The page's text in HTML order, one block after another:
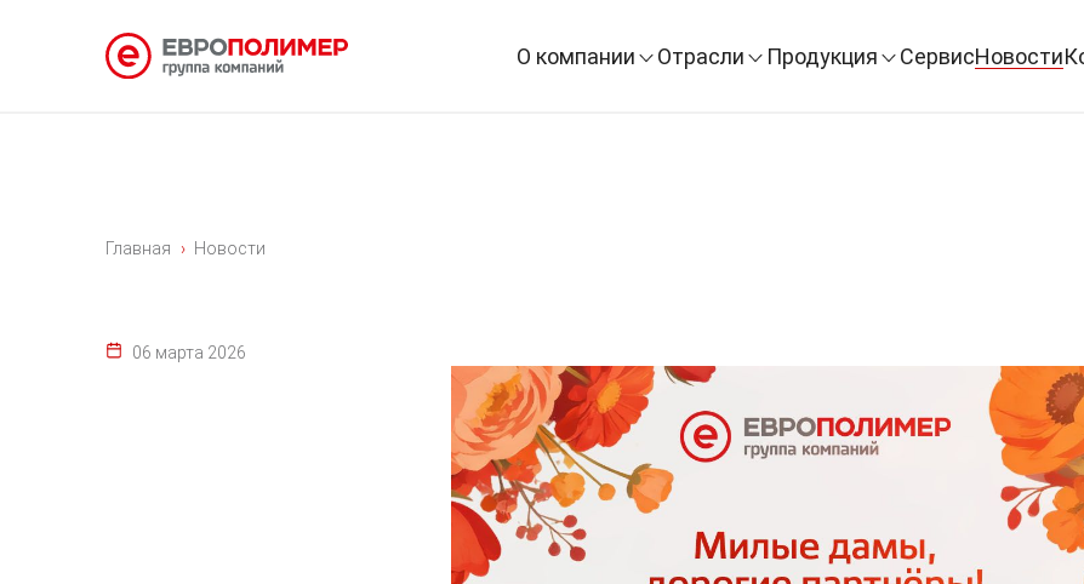
О компании Отрасли Продукция СервисНовости
Главная Новости
06 марта 2026